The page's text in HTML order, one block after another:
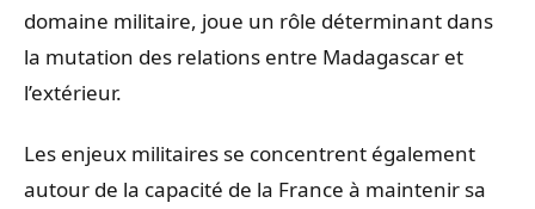
domaine militaire, joue un rôle déterminant dans
la mutation des relations entre Madagascar et
l’extérieur.
Les enjeux militaires se concentrent également
autour de la capacité de la France à maintenir sa